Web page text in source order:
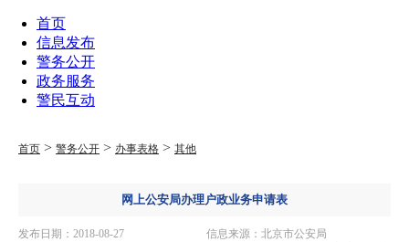
首页
信息发布
警务公开
政务服务
警民互动
首页 > 警务公开 > 办事表格 > 其他
网上公安局办理户政业务申请表
发布日期：2018-08-27 信息来源：北京市公安局